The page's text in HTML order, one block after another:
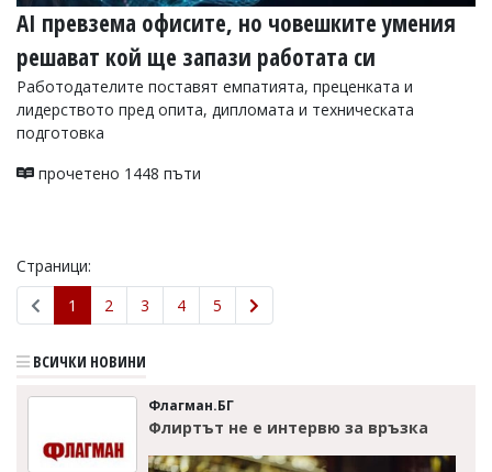
AI превзема офисите, но човешките умения
решават кой ще запази работата си
Работодателите поставят емпатията, преценката и
лидерството пред опита, дипломата и техническата
подготовка
прочетено 1448 пъти
Страници:
1
2 3 4 5
ВСИЧКИ НОВИНИ
Флагман.БГ
Флиртът не е интервю за връзка